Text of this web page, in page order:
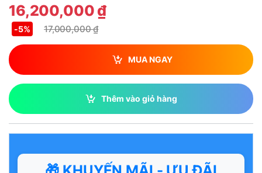
16,200,000 ₫
17,000,000₫
-5%
MUA NGAY
Thêm vào giỏ hàng